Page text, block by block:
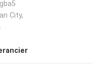
City,